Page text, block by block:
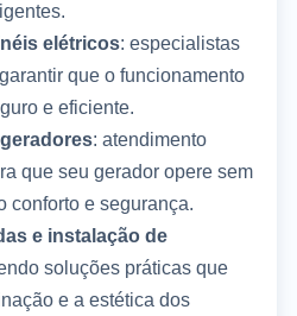
elétricos: especialistas
que o funcionamento
e eficiente.
: atendimento
que seu gerador opere sem
conforto e segurança.
e instalação de
soluções práticas que
e a estética dos